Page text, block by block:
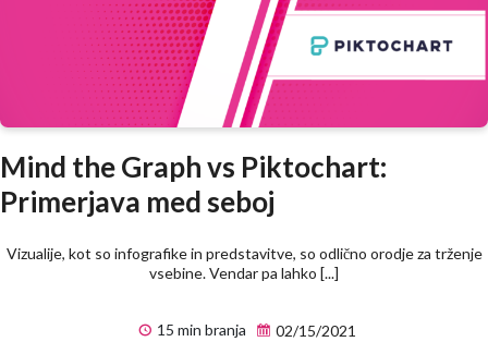
Mind the Graph vs Piktochart:
Primerjava med seboj
Vizualije, kot so infografike in predstavitve, so odlično orodje za trženje
vsebine. Vendar pa lahko [...]
15 min branja 02/15/2021